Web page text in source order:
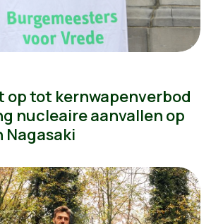
op tot kernwapenverbod
nucleaire aanvallen op
Nagasaki